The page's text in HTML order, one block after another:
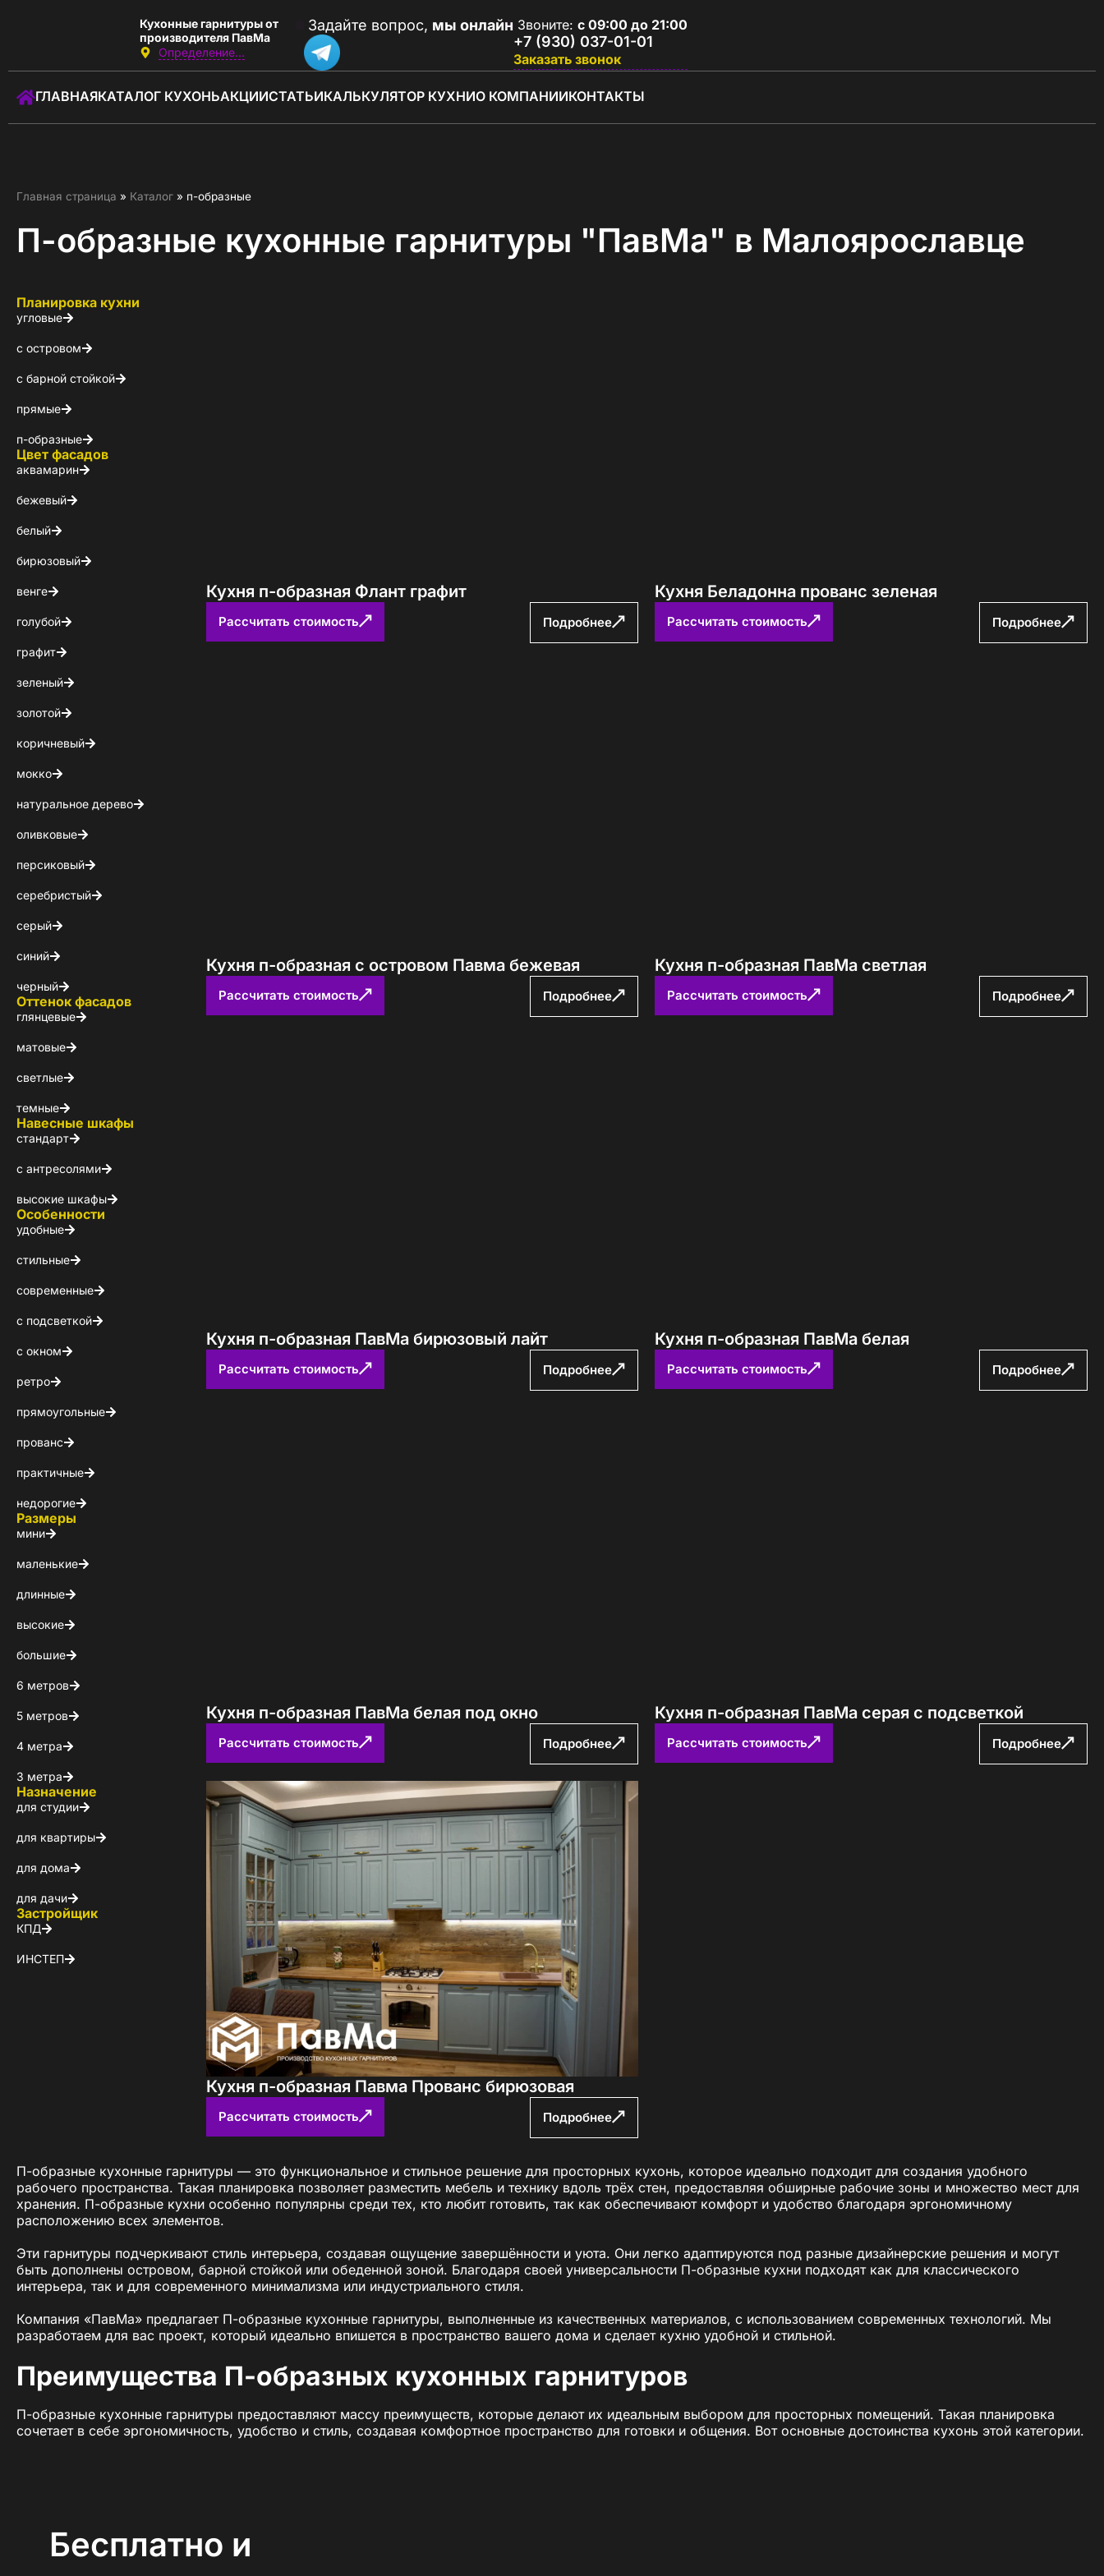
Кухонные гарнитуры от
производителя ПавМа
Определение...
Задайте вопрос, мы онлайн Звоните: с 09:00 до 21:00
+7 (930) 037-01-01
Заказать звонок
ГЛАВНАЯКАТАЛОГ КУХОНЬАКЦИИСТАТЬИКАЛЬКУЛЯТОР КУХНИО КОМПАНИИКОНТАКТЫ
Главная страница » Каталог » п-образные
П-образные кухонные гарнитуры "ПавМа" в Малоярославце
Планировка кухни
угловые
с островом
с барной стойкой
прямые
п-образные
Цвет фасадов
аквамарин
бежевый
белый
бирюзовый
венге
голубой
графит
зеленый
золотой
коричневый
мокко
натуральное дерево
оливковые
персиковый
серебристый
серый
синий
черный
Оттенок фасадов
глянцевые
матовые
светлые
темные
Навесные шкафы
стандарт
с антресолями
высокие шкафы
Особенности
удобные
стильные
современные
с подсветкой
с окном
ретро
прямоугольные
прованс
практичные
недорогие
Размеры
мини
маленькие
длинные
высокие
большие
6 метров
5 метров
4 метра
3 метра
Назначение
для студии
для квартиры
для дома
для дачи
Застройщик
КПД
ИНСТЕП
Кухня п-образная Флант графит
Рассчитать стоимость Подробнее
Кухня Беладонна прованс зеленая
Рассчитать стоимость Подробнее
Кухня п-образная с островом Павма бежевая
Рассчитать стоимость Подробнее
Кухня п-образная ПавМа светлая
Рассчитать стоимость Подробнее
Кухня п-образная ПавМа бирюзовый лайт
Рассчитать стоимость Подробнее
Кухня п-образная ПавМа белая
Рассчитать стоимость Подробнее
Кухня п-образная ПавМа белая под окно
Рассчитать стоимость Подробнее
Кухня п-образная ПавМа серая с подсветкой
Рассчитать стоимость Подробнее
Кухня п-образная Павма Прованс бирюзовая
Рассчитать стоимость Подробнее
П-образные кухонные гарнитуры — это функциональное и стильное решение для просторных кухонь, которое идеально подходит для создания удобного
рабочего пространства. Такая планировка позволяет разместить мебель и технику вдоль трёх стен, предоставляя обширные рабочие зоны и множество мест для
хранения. П-образные кухни особенно популярны среди тех, кто любит готовить, так как обеспечивают комфорт и удобство благодаря эргономичному
расположению всех элементов.
Эти гарнитуры подчеркивают стиль интерьера, создавая ощущение завершённости и уюта. Они легко адаптируются под разные дизайнерские решения и могут
быть дополнены островом, барной стойкой или обеденной зоной. Благодаря своей универсальности П-образные кухни подходят как для классического
интерьера, так и для современного минимализма или индустриального стиля.
Компания «ПавМа» предлагает П-образные кухонные гарнитуры, выполненные из качественных материалов, с использованием современных технологий. Мы
разработаем для вас проект, который идеально впишется в пространство вашего дома и сделает кухню удобной и стильной.
Преимущества П-образных кухонных гарнитуров
П-образные кухонные гарнитуры предоставляют массу преимуществ, которые делают их идеальным выбором для просторных помещений. Такая планировка
сочетает в себе эргономичность, удобство и стиль, создавая комфортное пространство для готовки и общения. Вот основные достоинства кухонь этой категории.
Три функциональные зоны — вдоль трёх стен — позволяют удобно расположить всё необходимое.
Большая рабочая поверхность упрощает процесс приготовления пищи.
Бесплатно и
Получить файл сейчас
Я ознакомлен(а) с политикой обработки ПДни даюсогласие
на обработку ПДн
Звоните: с 09:00 до 18:00
+7 (930) 037-01-01
Заказать звонок
КАЛЬКУЛЯТОР КУХНИ
АКЦИИ
О КОМПАНИИ
КОНТАКТЫ
БЛОГ